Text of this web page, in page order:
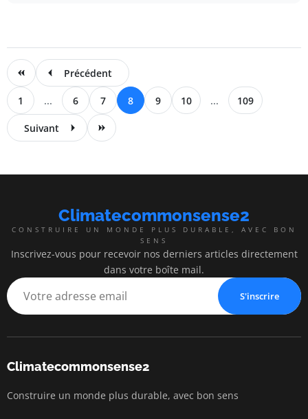
Précédent
1 ... 6 7 8 9 10 ... 109
Suivant
Climatecommonsense2
CONSTRUIRE UN MONDE PLUS DURABLE, AVEC BON
SENS
Inscrivez-vous pour recevoir nos derniers articles directement
dans votre boîte mail.
S'inscrire
Climatecommonsense2
Construire un monde plus durable, avec bon sens